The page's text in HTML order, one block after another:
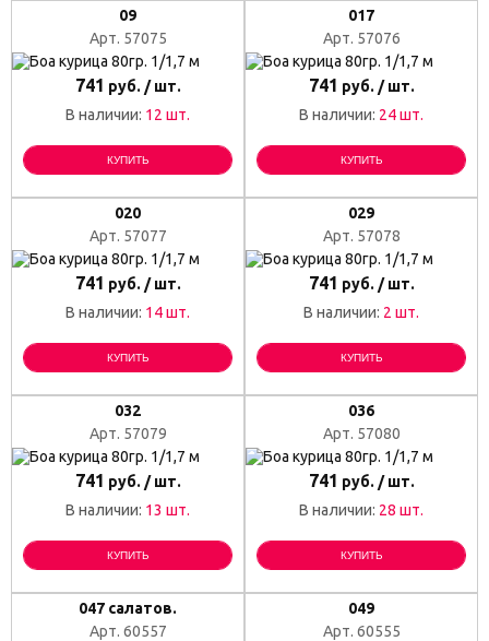
09
Арт. 57075
741 руб. / шт.
В наличии: 12 шт.
КУПИТЬ
017
Арт. 57076
741 руб. / шт.
В наличии: 24 шт.
КУПИТЬ
020
Арт. 57077
741 руб. / шт.
В наличии: 14 шт.
КУПИТЬ
029
Арт. 57078
741 руб. / шт.
В наличии: 2 шт.
КУПИТЬ
032
Арт. 57079
741 руб. / шт.
В наличии: 13 шт.
КУПИТЬ
036
Арт. 57080
741 руб. / шт.
В наличии: 28 шт.
КУПИТЬ
047 салатов.
Арт. 60557
049
Арт. 60555